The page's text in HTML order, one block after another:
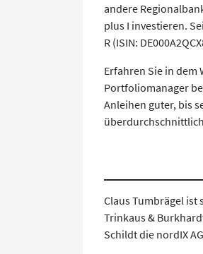
andere
plus I investieren.
R (ISIN:
Erfahren Sie in dem
Portfoliomanager
Anleihen guter, bis
Claus Tumbrägel ist
Trinkaus &
Schildt die nordIX